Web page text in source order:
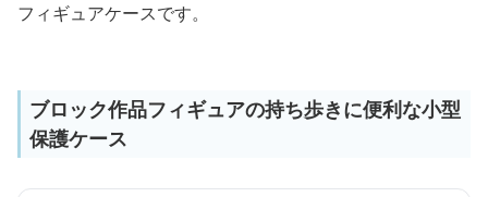
フィギュアケースです。
ブロック作品フィギュアの持ち歩きに便利な小型
保護ケース